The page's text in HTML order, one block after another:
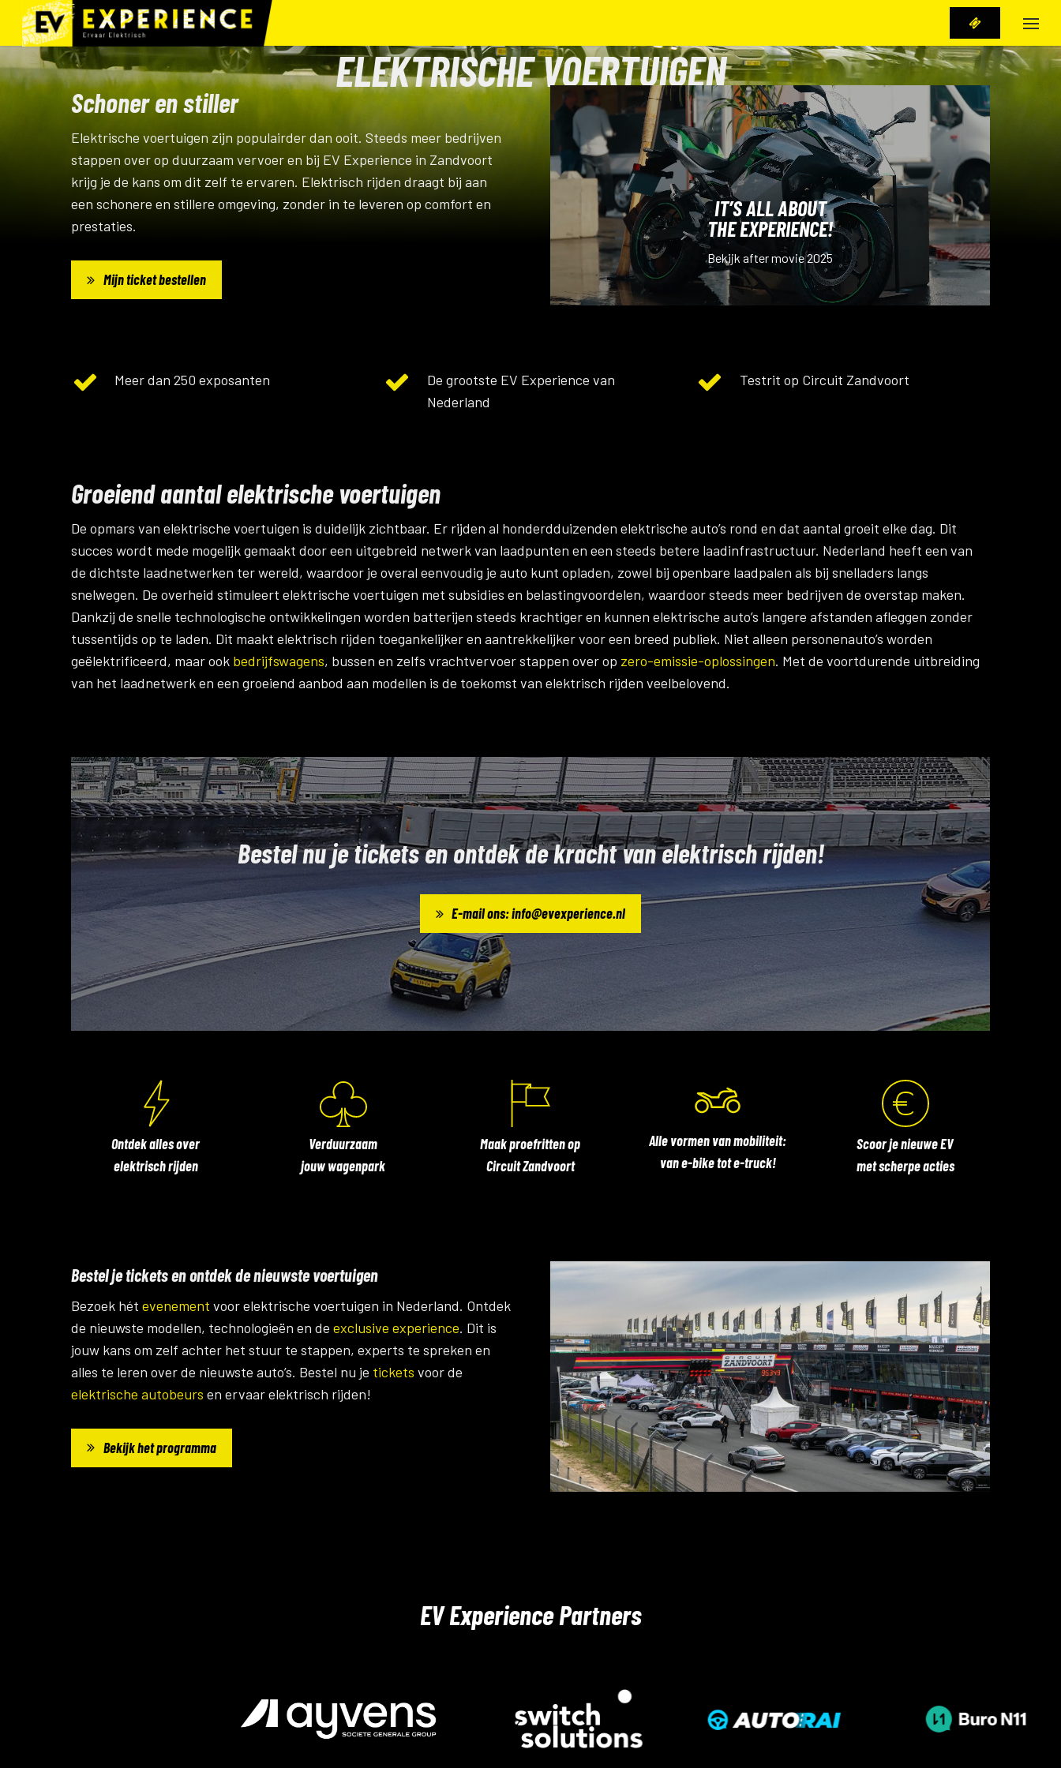
content
Menu
ELEKTRISCHE VOERTUIGEN
Schoner en stiller
Elektrische voertuigen zijn populairder dan ooit. Steeds meer bedrijven
stappen over op duurzaam vervoer en bij EV Experience in Zandvoort
krijg je de kans om dit zelf te ervaren. Elektrisch rijden draagt bij aan
een schonere en stillere omgeving, zonder in te leveren op comfort en
prestaties.
Mijn ticket bestellen
Play
Video
IT’S ALL ABOUT
THE EXPERIENCE!
Bekijk after movie 2025
Meer dan 250 exposanten
De grootste EV Experience van
Nederland
Testrit op Circuit Zandvoort
Groeiend aantal elektrische voertuigen
De opmars van elektrische voertuigen is duidelijk zichtbaar. Er rijden al honderdduizenden elektrische auto’s rond en dat aantal groeit elke dag. Dit
succes wordt mede mogelijk gemaakt door een uitgebreid netwerk van laadpunten en een steeds betere laadinfrastructuur. Nederland heeft een van
de dichtste laadnetwerken ter wereld, waardoor je overal eenvoudig je auto kunt opladen, zowel bij openbare laadpalen als bij snelladers langs
snelwegen. De overheid stimuleert elektrische voertuigen met subsidies en belastingvoordelen, waardoor steeds meer bedrijven de overstap maken.
Dankzij de snelle technologische ontwikkelingen worden batterijen steeds krachtiger en kunnen elektrische auto’s langere afstanden afleggen zonder
tussentijds op te laden. Dit maakt elektrisch rijden toegankelijker en aantrekkelijker voor een breed publiek. Niet alleen personenauto’s worden
geëlektrificeerd, maar ook bedrijfswagens, bussen en zelfs vrachtvervoer stappen over op zero-emissie-oplossingen. Met de voortdurende uitbreiding
van het laadnetwerk en een groeiend aanbod aan modellen is de toekomst van elektrisch rijden veelbelovend.
Bestel nu je tickets en ontdek de kracht van elektrisch rijden!
E-mail ons: info@evexperience.nl
Ontdek alles over
elektrisch rijden
Verduurzaam
jouw wagenpark
Maak proefritten op
Circuit Zandvoort
Alle vormen van mobiliteit:
van e-bike tot e-truck!
Scoor je nieuwe EV
met scherpe acties
Bestel je tickets en ontdek de nieuwste voertuigen
Bezoek hét evenement voor elektrische voertuigen in Nederland. Ontdek
de nieuwste modellen, technologieën en de exclusive experience. Dit is
jouw kans om zelf achter het stuur te stappen, experts te spreken en
alles te leren over de nieuwste auto’s. Bestel nu je tickets voor de
elektrische autobeurs en ervaar elektrisch rijden!
Bekijk het programma
EV Experience Partners